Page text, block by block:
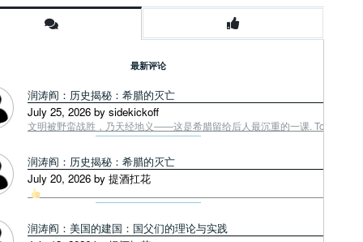
最新评论
润涛阎：历史揭秘：希腊的灭亡
July 25, 2026 by sidekickoff
文明被野蛮战胜，乃天经地义——这是希腊留给后人最沉重的一课. Tough
润涛阎：历史揭秘：希腊的灭亡
July 20, 2026 by 提酒扛花
润涛阎：美国的建国：国父们的理论与实践